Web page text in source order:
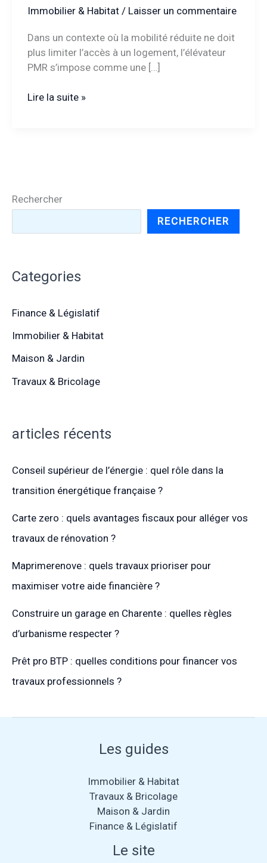
Immobilier & Habitat/ Laisser un commentaire
Dans un contexte où la mobilité réduite ne doit
plus limiter l’accès à un logement, l’élévateur
PMR s’impose comme une […]
Élévateur
garantir
de
?
Lire la suite »
Rechercher
RECHERCHER
Categories
Finance & Législatif
Immobilier & Habitat
Maison & Jardin
Travaux & Bricolage
articles récents
Conseil supérieur de l’énergie : quel rôle dans la
transition énergétique française ?
Carte zero : quels avantages fiscaux pour alléger vos
travaux de rénovation ?
Maprimerenove : quels travaux prioriser pour
maximiser votre aide financière ?
Construire un garage en Charente : quelles règles
d’urbanisme respecter ?
Prêt pro BTP : quelles conditions pour financer vos
travaux professionnels ?
Les guides
Immobilier & Habitat
Travaux & Bricolage
Maison & Jardin
Finance & Législatif
Le site